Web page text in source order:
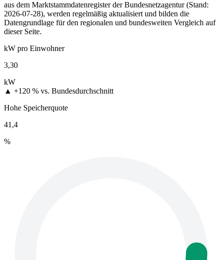
aus dem Marktstammdatenregister der Bundesnetzagentur (Stand:
2026-07-28), werden regelmäßig aktualisiert und bilden die
Datengrundlage für den regionalen und bundesweiten Vergleich auf
dieser Seite.
kW pro Einwohner
3,30
kW
▲ +120 % vs. Bundesdurchschnitt
Hohe Speicherquote
41,4
%